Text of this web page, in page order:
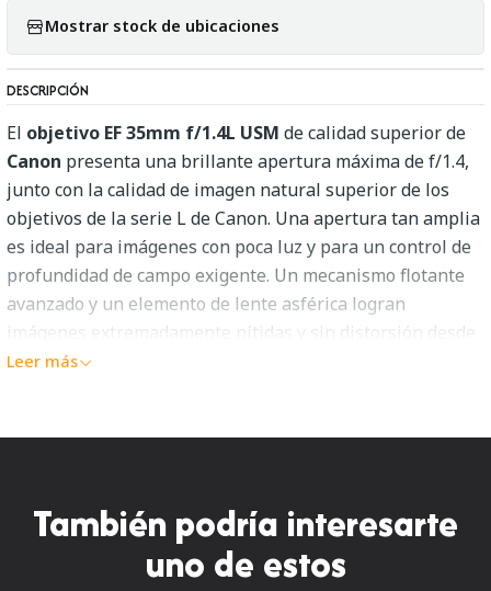
Mostrar stock de ubicaciones
DESCRIPCIÓN
El objetivo EF 35mm f/1.4L USM de calidad superior de
Canon presenta una brillante apertura máxima de f/1.4,
junto con la calidad de imagen natural superior de los
objetivos de la serie L de Canon. Una apertura tan amplia
es ideal para imágenes con poca luz y para un control de
profundidad de campo exigente. Un mecanismo flotante
avanzado y un elemento de lente asférica logran
imágenes extremadamente nítidas y sin distorsión desde
el infinito hasta su distancia de disparo más cercana de
automático es rápido y prácticamente silencioso. Un
facilitar su uso con polarizadores y otros filtros de efectos
especiales. La anulación de enfoque manual a tiempo
Leer más
También podría interesarte
uno de estos